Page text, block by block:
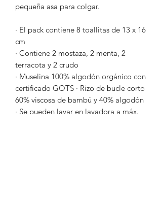
pequeña asa para colgar.
· El pack contiene 8 toallitas de 13 x 16
cm
· Contiene 2 mostaza, 2 menta, 2
terracota y 2 crudo
· Muselina 100% algodón orgánico con
certificado GOTS · Rizo de bucle corto
60% viscosa de bambú y 40% algodón
· Se pueden lavar en lavadora a máx.